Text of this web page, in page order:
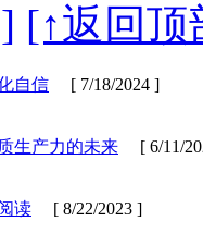
[↑返回顶
自信 [ 7/18/2024 ]
生产力的未来 [ 6/11/
读 [ 8/22/2023 ]